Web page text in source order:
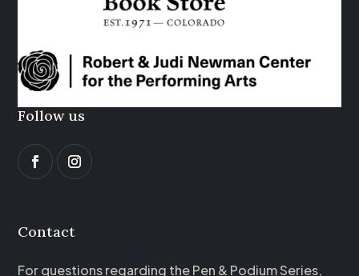
Follow us
Contact
For questions regarding the Pen & Podium Series,